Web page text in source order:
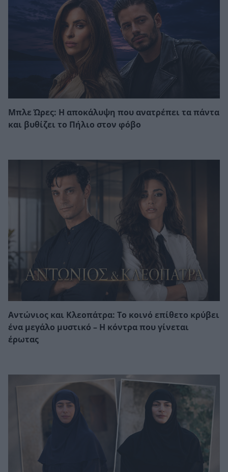
Μπλε Ώρες: Η αποκάλυψη που ανατρέπει τα πάντα
και βυθίζει το Πήλιο στον φόβο
Αντώνιος και Κλεοπάτρα: Το κοινό επίθετο κρύβει
ένα μεγάλο μυστικό – Η κόντρα που γίνεται
έρωτας